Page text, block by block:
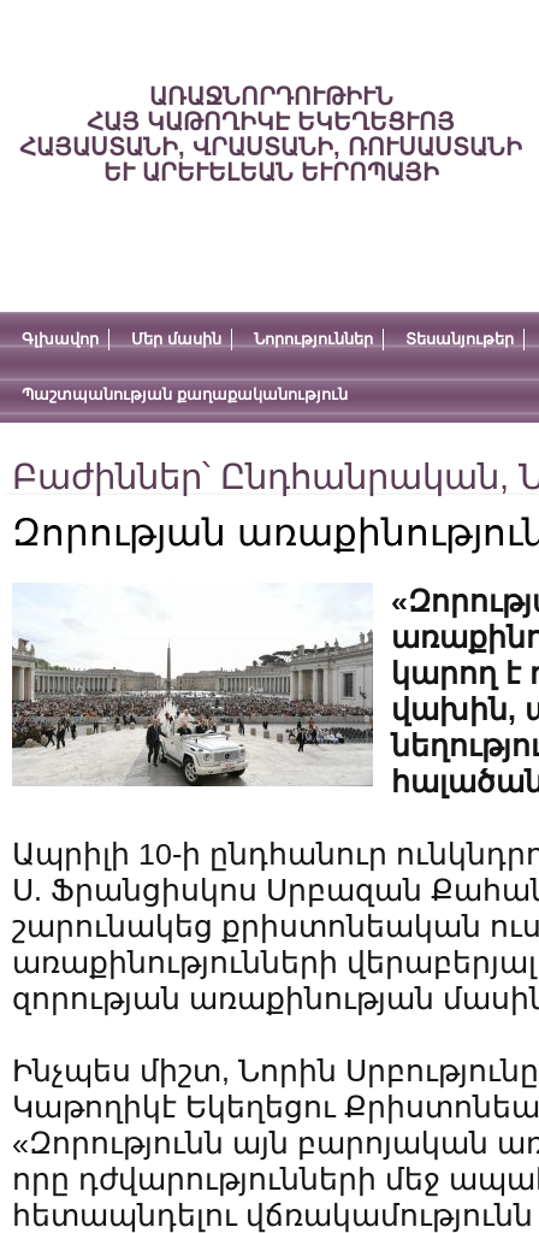
ԱՌԱՋՆՈՐԴՈՒԹԻՒՆ
ՀԱՅ ԿԱԹՈՂԻԿԷ ԵԿԵՂԵՑՒՈՅ
ՀԱՅԱՍՏԱՆԻ, ՎՐԱՍՏԱՆԻ, ՌՈՒՍԱՍՏԱՆԻ
ԵՒ ԱՐԵՒԵԼԵԱՆ ԵՒՐՈՊԱՅԻ
Գլխավոր Մեր մասին Նորություններ Տեսանյութեր
Պաշտպանության քաղաքականություն
Բաժիններ՝ Ընդհանրական,
Զորության
կարող է
վախին,
Ապրիլի 10-ի ընդհանուր
Ս. Ֆրանցիսկոս Սրբազան
շարունակեց քրիստոնեական
առաքինությունների
զորության առաքինության
Ինչպես միշտ, Նորին
Կաթողիկէ Եկեղեցու
«Զորությունն այն բարոյական
որը դժվարությունների մեջ
հետապնդելու վճռակամությունն